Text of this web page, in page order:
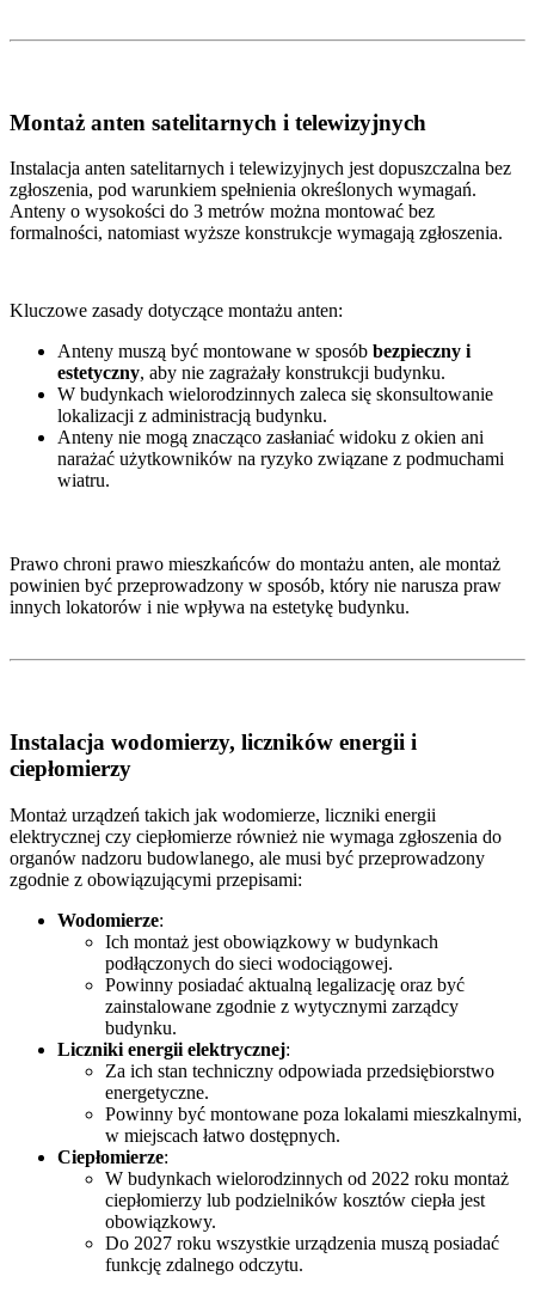
Montaż anten satelitarnych i telewizyjnych
Instalacja anten satelitarnych i telewizyjnych jest dopuszczalna bez
zgłoszenia, pod warunkiem spełnienia określonych wymagań.
Anteny o wysokości do 3 metrów można montować bez
formalności, natomiast wyższe konstrukcje wymagają zgłoszenia.
Kluczowe zasady dotyczące montażu anten:
Anteny muszą być montowane w sposób bezpieczny i
estetyczny, aby nie zagrażały konstrukcji budynku.
W budynkach wielorodzinnych zaleca się skonsultowanie
lokalizacji z administracją budynku.
Anteny nie mogą znacząco zasłaniać widoku z okien ani
narażać użytkowników na ryzyko związane z podmuchami
wiatru.
Prawo chroni prawo mieszkańców do montażu anten, ale montaż
powinien być przeprowadzony w sposób, który nie narusza praw
innych lokatorów i nie wpływa na estetykę budynku.
Instalacja wodomierzy, liczników energii i
ciepłomierzy
Montaż urządzeń takich jak wodomierze, liczniki energii
elektrycznej czy ciepłomierze również nie wymaga zgłoszenia do
organów nadzoru budowlanego, ale musi być przeprowadzony
zgodnie z obowiązującymi przepisami:
Wodomierze:
Ich montaż jest obowiązkowy w budynkach
podłączonych do sieci wodociągowej.
Powinny posiadać aktualną legalizację oraz być
zainstalowane zgodnie z wytycznymi zarządcy
budynku.
Liczniki energii elektrycznej:
Za ich stan techniczny odpowiada przedsiębiorstwo
energetyczne.
Powinny być montowane poza lokalami mieszkalnymi,
w miejscach łatwo dostępnych.
Ciepłomierze:
W budynkach wielorodzinnych od 2022 roku montaż
ciepłomierzy lub podzielników kosztów ciepła jest
obowiązkowy.
Do 2027 roku wszystkie urządzenia muszą posiadać
funkcję zdalnego odczytu.